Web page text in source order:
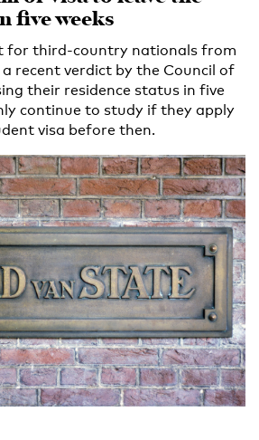
five weeks
for third-country nationals from
recent verdict by the Council of
their residence status in five
continue to study if they apply
visa before then.